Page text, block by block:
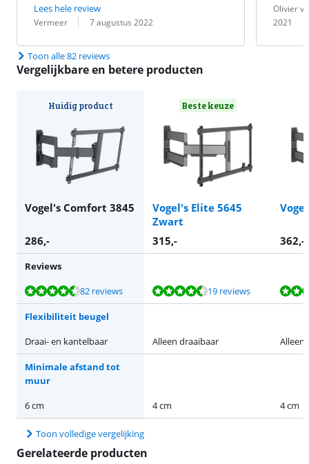
Lees hele review
Beoordeling door:
Vermeer
Datum: 7 augustus 2022
Olivier
Datum:
2021
Toon alle 82 reviews
Vergelijkbare en betere producten
Huidig product
Vogel's Comfort 3845
Beste keuze
Vogel's Elite 5645
Zwart
286,- 315,- 362,-
Reviews
Beoordeling is 9,1 van de 10, gebaseerd op 82 reviews.
82 reviews
Beoordeling is 8,7 van de 10, gebaseerd op 19 reviews.19 reviews
Beoordeling is 8,7 van de 10, gebaseerd op 19 reviews.
Beoordeling is 8,7 van de 10, gebaseerd op 19 reviews.
Beoordeling is 9,1 van de 10, gebaseerd op 82 reviews.
Flexibiliteit beugel
Draai- en kantelbaar
Alleen draaibaar Alleen
Minimale afstand tot
muur
6 cm
4 cm 4 cm
Toon volledige vergelijking
Gerelateerde producten